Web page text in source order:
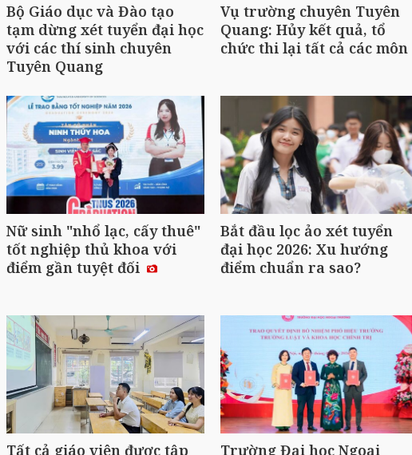
Bộ Giáo dục và Đào tạo
tạm dừng xét tuyển đại học
với các thí sinh chuyên
Tuyên Quang
Vụ trường chuyên Tuyên
Quang: Hủy kết quả, tổ
chức thi lại tất cả các môn
Nữ sinh "nhổ lạc, cấy thuê"
tốt nghiệp thủ khoa với
điểm gần tuyệt đối
Bắt đầu lọc ảo xét tuyển
đại học 2026: Xu hướng
điểm chuẩn ra sao?
Tất cả giáo viên được tập Trường Đại học Ngoại